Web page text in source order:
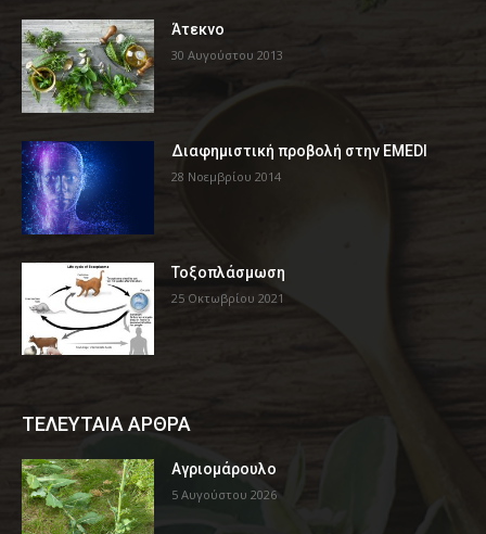
Άτεκνο
30 Αυγούστου 2013
Διαφημιστική προβολή στην EMEDI
28 Νοεμβρίου 2014
Τοξοπλάσμωση
25 Οκτωβρίου 2021
ΤΕΛΕΥΤΑΙΑ ΑΡΘΡΑ
Αγριομάρουλο
5 Αυγούστου 2026